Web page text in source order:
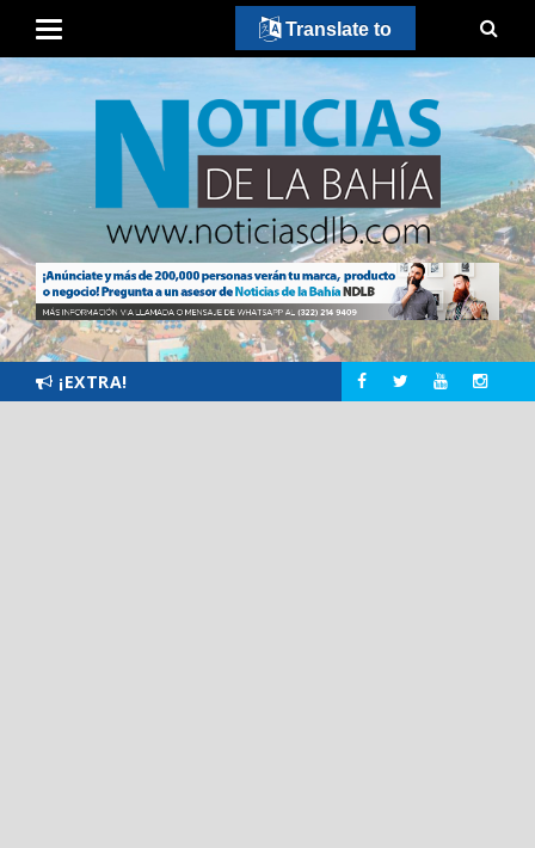
¡EXTRA!
Translate to